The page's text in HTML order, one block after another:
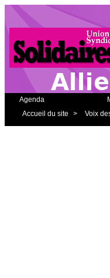
Agenda
Accueil du site
> Voix